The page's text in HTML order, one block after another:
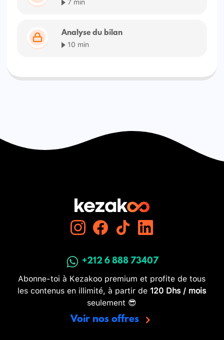
Analyse du bilan
10 min
+212 6 888 73407
Abonne-toi à Kezakoo premium et profite de tous
les contenus en illimité, à partir de 120 Dhs / mois
seulement 😎
Voir nos offres